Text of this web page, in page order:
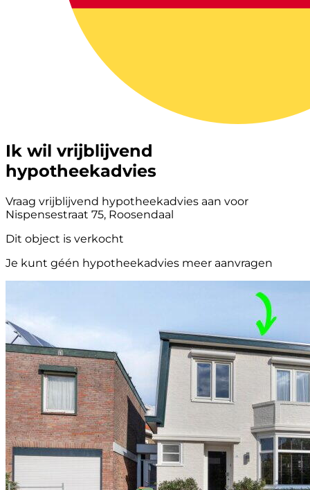
Ik wil vrijblijvend
hypotheekadvies
Vraag vrijblijvend hypotheekadvies aan voor
Nispensestraat 75, Roosendaal
Dit object is verkocht
Je kunt géén hypotheekadvies meer aanvragen